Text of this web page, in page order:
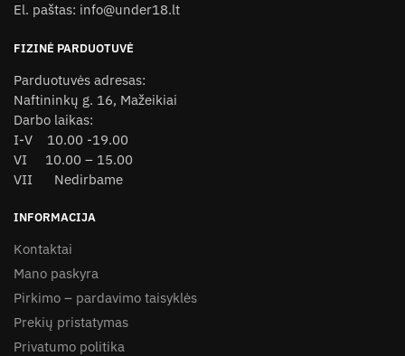
El. paštas: info@under18.lt
FIZINĖ PARDUOTUVĖ
Parduotuvės adresas:
Naftininkų g. 16, Mažeikiai
Darbo laikas:
I-V 10.00 -19.00
VI 10.00 – 15.00
VII Nedirbame
INFORMACIJA
Kontaktai
Mano paskyra
Pirkimo – pardavimo taisyklės
Prekių pristatymas
Privatumo politika